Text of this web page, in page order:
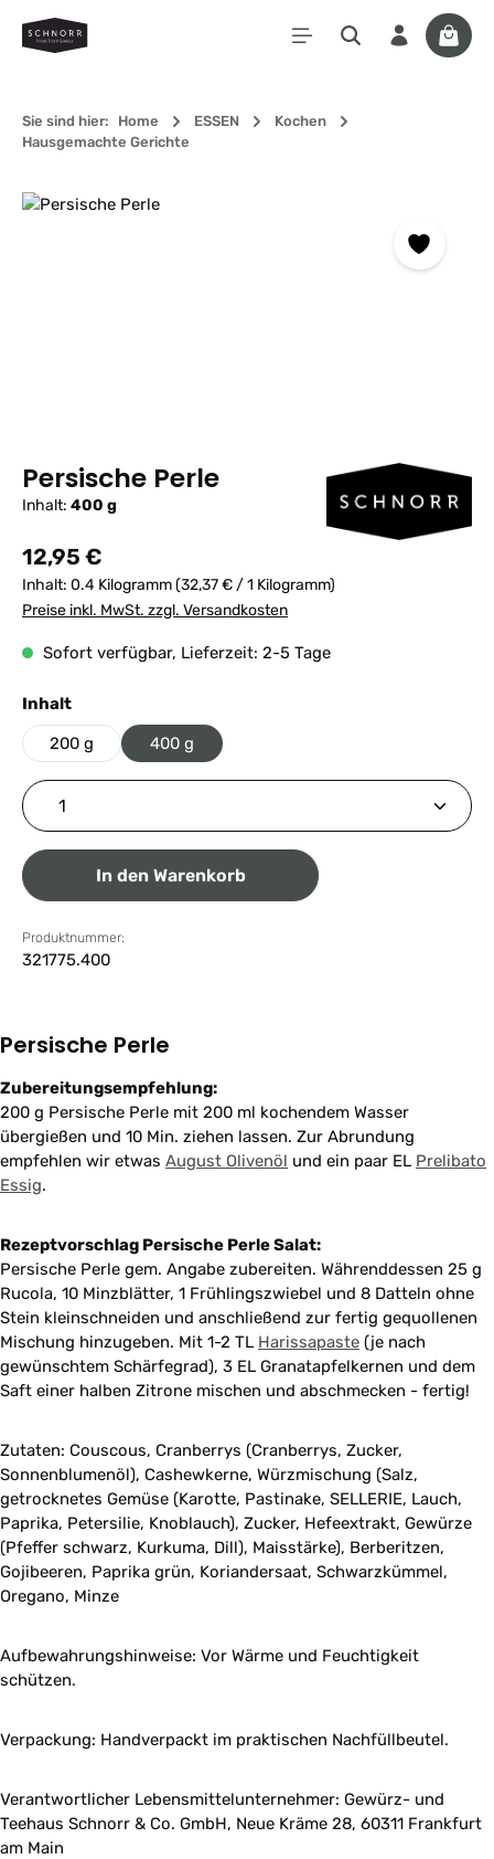
Zum Hauptinhalt springen
Sie sind hier: Home ESSEN
Kochen
Hausgemachte Gerichte
Bildergalerie überspringen
Persische Perle
Inhalt: 400 g
Regulärer Preis:
12,95 €
Inhalt: 0.4 Kilogramm(32,37 € / 1 Kilogramm)
Preise inkl. MwSt. zzgl. Versandkosten
Sofort verfügbar, Lieferzeit: 2-5 Tage
Inhaltauswählen
200 g 400 g
Produkt Anzahl: Gib den gewünschten Wert ein
In den Warenkorb
Produktnummer:
321775.400
Persische Perle
Zubereitungsempfehlung:
200 g Persische Perle mit 200 ml kochendem Wasser
übergießen und 10 Min. ziehen lassen. Zur Abrundung
empfehlen wir etwas August Olivenöl und ein paar EL Prelibato
Essig.
Rezeptvorschlag Persische Perle Salat:
Persische Perle gem. Angabe zubereiten. Währenddessen 25 g
Rucola, 10 Minzblätter, 1 Frühlingszwiebel und 8 Datteln ohne
Stein kleinschneiden und anschließend zur fertig gequollenen
Mischung hinzugeben. Mit 1-2 TL Harissapaste (je nach
gewünschtem Schärfegrad), 3 EL Granatapfelkernen und dem
Saft einer halben Zitrone mischen und abschmecken - fertig!
Zutaten: Couscous, Cranberrys (Cranberrys, Zucker,
Sonnenblumenöl), Cashewkerne, Würzmischung (Salz,
getrocknetes Gemüse (Karotte, Pastinake, SELLERIE, Lauch,
Paprika, Petersilie, Knoblauch), Zucker, Hefeextrakt, Gewürze
(Pfeffer schwarz, Kurkuma, Dill), Maisstärke), Berberitzen,
Gojibeeren, Paprika grün, Koriandersaat, Schwarzkümmel,
Oregano, Minze
Aufbewahrungshinweise: Vor Wärme und Feuchtigkeit
schützen.
Verpackung: Handverpackt im praktischen Nachfüllbeutel.
Verantwortlicher Lebensmittelunternehmer: Gewürz- und
Teehaus Schnorr & Co. GmbH, Neue Kräme 28, 60311 Frankfurt
am Main